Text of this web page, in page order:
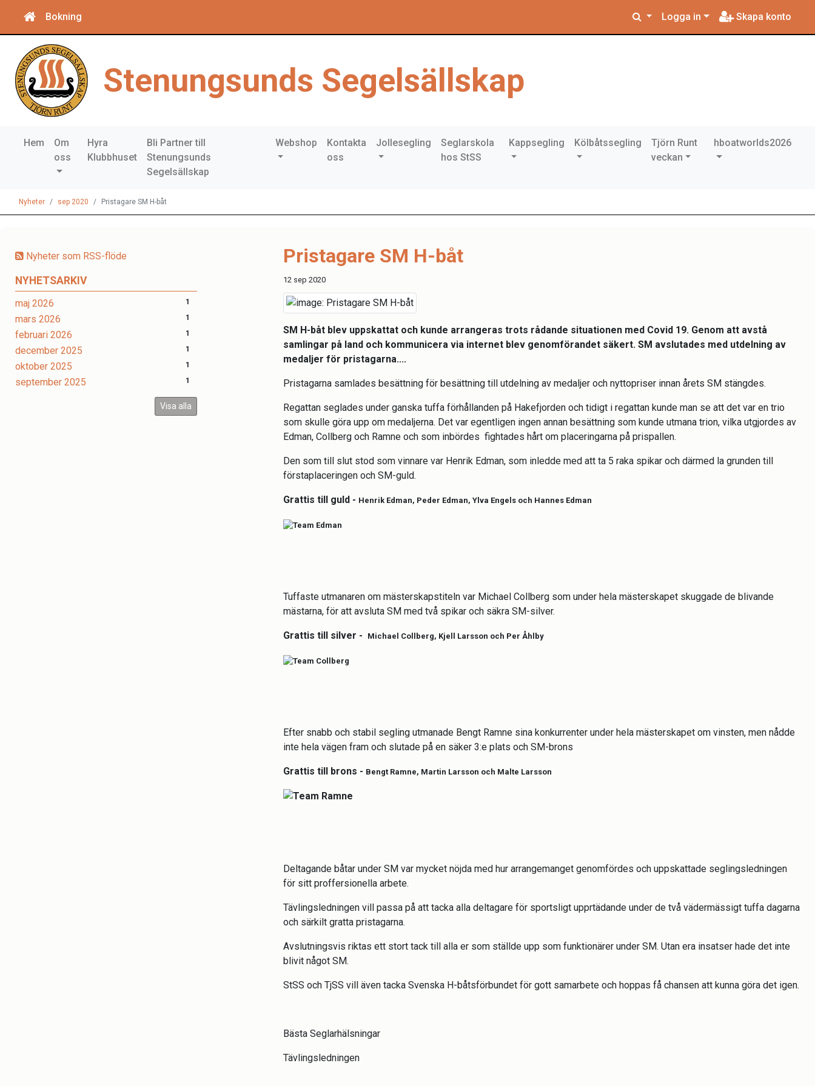
Bokning Logga in Skapa konto
Stenungsunds Segelsällskap
Hem
Om
oss
Hyra
Klubbhuset
Bli Partner till
Stenungsunds
Segelsällskap
Webshop
Kontakta
oss
Jollesegling
Seglarskola
hos StSS
Kappsegling Kölbåtssegling
Tjörn Runt
veckan
hboatworlds2026
Nyheter sep 2020 Pristagare SM H-båt
Nyheter som RSS-flöde
NYHETSARKIV
maj 2026 1
mars 2026 1
februari 2026 1
december 2025 1
oktober 2025 1
september 2025 1
Visa alla
Pristagare SM H-båt
12 sep 2020
SM H-båt blev uppskattat och kunde arrangeras trots rådande situationen med Covid 19. Genom att avstå
samlingar på land och kommunicera via internet blev genomförandet säkert. SM avslutades med utdelning av
medaljer för pristagarna....
Pristagarna samlades besättning för besättning till utdelning av medaljer och nyttopriser innan årets SM stängdes.
Regattan seglades under ganska tuffa förhållanden på Hakefjorden och tidigt i regattan kunde man se att det var en trio
som skulle göra upp om medaljerna. Det var egentligen ingen annan besättning som kunde utmana trion, vilka utgjordes av
Edman, Collberg och Ramne och som inbördes fightades hårt om placeringarna på prispallen.
Den som till slut stod som vinnare var Henrik Edman, som inledde med att ta 5 raka spikar och därmed la grunden till
förstaplaceringen och SM-guld.
Grattis till guld - Henrik Edman, Peder Edman, Ylva Engels och Hannes Edman
Tuffaste utmanaren om mästerskapstiteln var Michael Collberg som under hela mästerskapet skuggade de blivande
mästarna, för att avsluta SM med två spikar och säkra SM-silver.
Grattis till silver - Michael Collberg, Kjell Larsson och Per Åhlby
Efter snabb och stabil segling utmanade Bengt Ramne sina konkurrenter under hela mästerskapet om vinsten, men nådde
inte hela vägen fram och slutade på en säker 3:e plats och SM-brons
Grattis till brons - Bengt Ramne, Martin Larsson och Malte Larsson
Deltagande båtar under SM var mycket nöjda med hur arrangemanget genomfördes och uppskattade seglingsledningen
för sitt proffersionella arbete.
Tävlingsledningen vill passa på att tacka alla deltagare för sportsligt upprtädande under de två vädermässigt tuffa dagarna
och särkilt gratta pristagarna.
Avslutningsvis riktas ett stort tack till alla er som ställde upp som funktionärer under SM. Utan era insatser hade det inte
blivit något SM.
StSS och TjSS vill även tacka Svenska H-båtsförbundet för gott samarbete och hoppas få chansen att kunna göra det igen.
Bästa Seglarhälsningar
Tävlingsledningen